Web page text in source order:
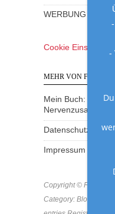
WERBUNG UND
Cookie
MEHR VON FRAU
Mein Buch: Eine
Impressum
Copyright © Frau
Category: Blog *
-